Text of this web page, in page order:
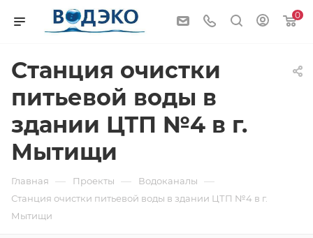
0
Станция очистки
питьевой воды в
здании ЦТП №4 в г.
Мытищи
Главная — Проекты — Водоканалы —
Станция очистки питьевой воды в здании ЦТП №4 в г.
Мытищи